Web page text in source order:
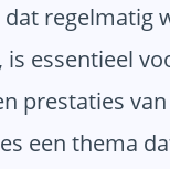
dat regelmatig
essentieel
prestaties
een thema